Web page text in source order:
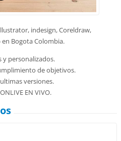
indesign, Coreldraw,
Bogota Colombia.
y personalizados.
de objetivos.
versiones.
EN VIVO.